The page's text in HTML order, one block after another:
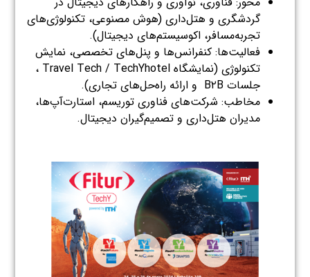
گردشگری و هتل‌داری (هوش مصنوعی، تکنولوژی‌های
تجربه‌مسافر، اکوسیستم‌های دیجیتال).
فعالیت‌ها: کنفرانس‌ها و پنل‌های تخصصی، نمایش
تکنولوژی (نمایشگاه Travel Tech / TechYhotel ،
جلسات B۲B و ارائه‌ راه‌حل‌های تجاری).
مخاطب: شرکت‌های فناوری توریسم، استارت‌آپ‌ها،
مدیران هتل‌داری و تصمیم‌گیران دیجیتال.